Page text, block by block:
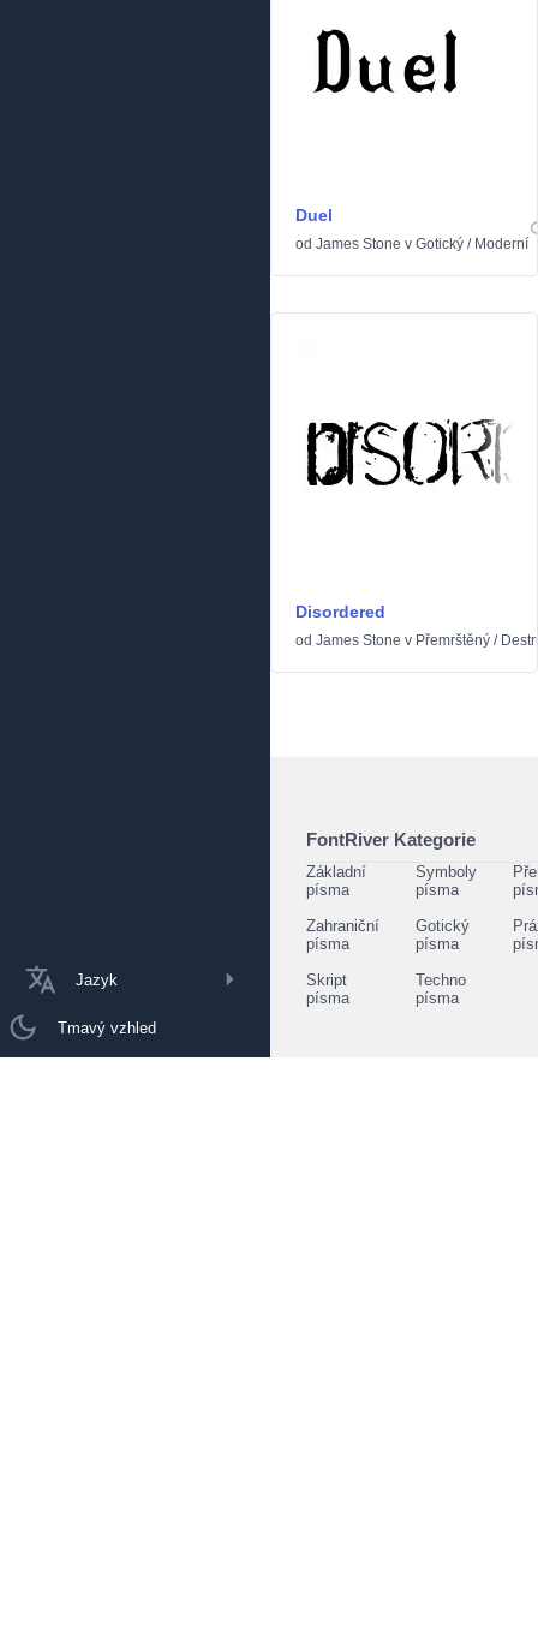
Jazyk
Tmavý vzhled
Duel
od James Stone v Gotický / Moderní
Disordered
od James Stone v Přemrštěný /
FontRiver Kategorie
Základní
písma
Symboly
písma
Zahraniční
písma
Gotický
písma
Skript
písma
Techno
písma